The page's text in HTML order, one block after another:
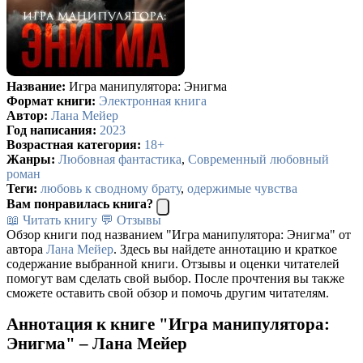
Название: Игра манипулятора: Энигма
Формат книги: Электронная книга
Автор: Лана Мейер
Год написания: 2023
Возрастная категория: 18+
Жанры: Любовная фантастика, Современный любовный
роман
Теги: любовь к сводному брату, одержимые чувства
Вам понравилась книга?
📖 Читать книгу 💬 Отзывы
Обзор книги под названием "Игра манипулятора: Энигма" от
автора Лана Мейер. Здесь вы найдете аннотацию и краткое
содержание выбранной книги. Отзывы и оценки читателей
помогут вам сделать свой выбор. После прочтения вы также
сможете оставить свой обзор и помочь другим читателям.
Аннотация к книге "Игра манипулятора:
Энигма" – Лана Мейер